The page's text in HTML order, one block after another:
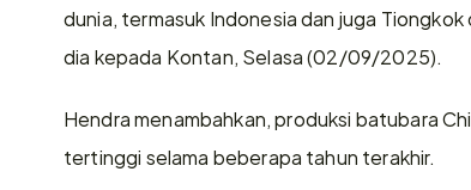
dunia, termasuk Indonesia dan juga
dia kepada Kontan, Selasa (02/09/2025).
Hendra menambahkan, produksi batubara
tertinggi selama beberapa tahun terakhir.